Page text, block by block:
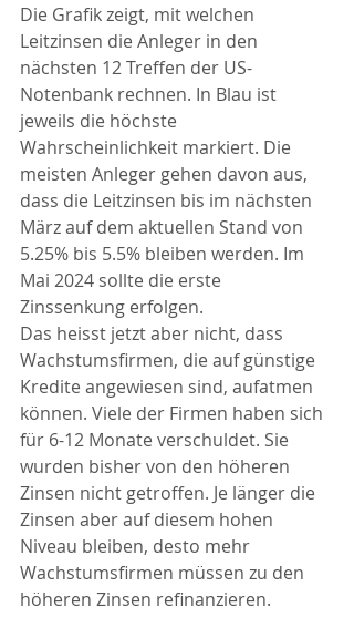
Die Grafik zeigt, mit welchen
Leitzinsen die Anleger in den
nächsten 12 Treffen der US-
Notenbank rechnen. In Blau ist
jeweils die höchste
Wahrscheinlichkeit markiert. Die
meisten Anleger gehen davon aus,
dass die Leitzinsen bis im nächsten
März auf dem aktuellen Stand von
5.25% bis 5.5% bleiben werden. Im
Mai 2024 sollte die erste
Zinssenkung erfolgen.
Das heisst jetzt aber nicht, dass
Wachstumsfirmen, die auf günstige
Kredite angewiesen sind, aufatmen
können. Viele der Firmen haben sich
für 6-12 Monate verschuldet. Sie
wurden bisher von den höheren
Zinsen nicht getroffen. Je länger die
Zinsen aber auf diesem hohen
Niveau bleiben, desto mehr
Wachstumsfirmen müssen zu den
höheren Zinsen refinanzieren.